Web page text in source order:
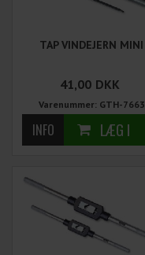
TAP VINDEJERN MINI
41,00 DKK
Varenummer: GTH-7663